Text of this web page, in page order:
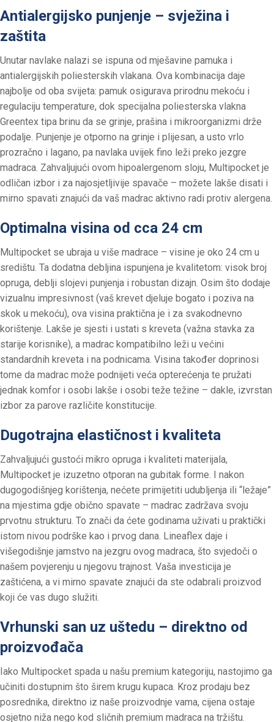
Antialergijsko punjenje – svježina i
zaštita
Unutar navlake nalazi se ispuna od mješavine pamuka i
antialergijskih poliesterskih vlakana. Ova kombinacija daje
najbolje od oba svijeta: pamuk osigurava prirodnu mekoću i
regulaciju temperature, dok specijalna poliesterska vlakna
Greentex tipa brinu da se grinje, prašina i mikroorganizmi drže
podalje. Punjenje je otporno na grinje i plijesan, a usto vrlo
prozračno i lagano, pa navlaka uvijek fino leži preko jezgre
madraca. Zahvaljujući ovom hipoalergenom sloju, Multipocket je
odličan izbor i za najosjetljivije spavače – možete lakše disati i
mirno spavati znajući da vaš madrac aktivno radi protiv alergena.
Optimalna visina od cca 24 cm
Multipocket se ubraja u više madrace – visine je oko 24 cm u
središtu. Ta dodatna debljina ispunjena je kvalitetom: visok broj
opruga, deblji slojevi punjenja i robustan dizajn. Osim što dodaje
vizualnu impresivnost (vaš krevet djeluje bogato i poziva na
skok u mekoću), ova visina praktična je i za svakodnevno
korištenje. Lakše je sjesti i ustati s kreveta (važna stavka za
starije korisnike), a madrac kompatibilno leži u većini
standardnih kreveta i na podnicama. Visina također doprinosi
tome da madrac može podnijeti veća opterećenja te pružati
jednak komfor i osobi lakše i osobi teže težine – dakle, izvrstan
izbor za parove različite konstitucije.
Dugotrajna elastičnost i kvaliteta
Zahvaljujući gustoći mikro opruga i kvaliteti materijala,
Multipocket je izuzetno otporan na gubitak forme. I nakon
dugogodišnjeg korištenja, nećete primijetiti udubljenja ili “ležaje”
na mjestima gdje obično spavate – madrac zadržava svoju
prvotnu strukturu. To znači da ćete godinama uživati u praktički
istom nivou podrške kao i prvog dana. Lineaflex daje i
višegodišnje jamstvo na jezgru ovog madraca, što svjedoči o
našem povjerenju u njegovu trajnost. Vaša investicija je
zaštićena, a vi mirno spavate znajući da ste odabrali proizvod
koji će vas dugo služiti.
Vrhunski san uz uštedu – direktno od
proizvođača
Iako Multipocket spada u našu premium kategoriju, nastojimo ga
učiniti dostupnim što širem krugu kupaca. Kroz prodaju bez
posrednika, direktno iz naše proizvodnje vama, cijena ostaje
osjetno niža nego kod sličnih premium madraca na tržištu.